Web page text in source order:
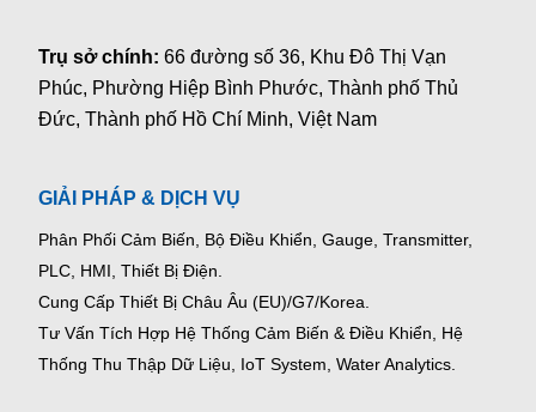
Trụ sở chính:66 đường số 36, Khu Đô Thị Vạn
Phúc, Phường Hiệp Bình Phước, Thành phố Thủ
Đức, Thành phố Hồ Chí Minh, Việt Nam
GIẢI PHÁP & DỊCH VỤ
Phân Phối Cảm Biến, Bộ Điều Khiển, Gauge, Transmitter,
PLC, HMI, Thiết Bị Điện.
Cung Cấp Thiết Bị Châu Âu (EU)/G7/Korea.
Tư Vấn Tích Hợp Hệ Thống Cảm Biến & Điều Khiển, Hệ
Thống Thu Thập Dữ Liệu, IoT System, Water Analytics.